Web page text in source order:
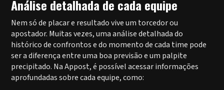
Análise detalhada de cada equipe
Nem só de placar e resultado vive um torcedor ou
apostador. Muitas vezes, uma análise detalhada do
histórico de confrontos e do momento de cada time pode
ser a diferença entre uma boa previsão e um palpite
precipitado. Na Appost, é possível acessar informações
aprofundadas sobre cada equipe, como: